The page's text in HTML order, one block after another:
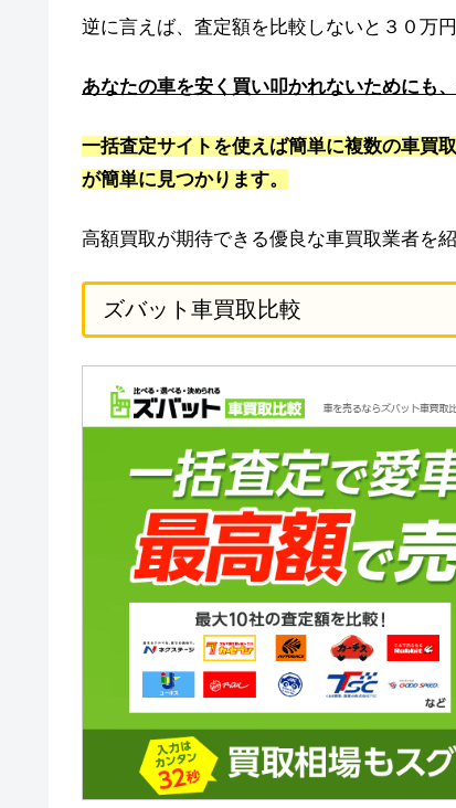
逆に言えば、査定額を比較しないと３０万
あなたの車を安く買い叩かれないためにも
一括査定サイトを使えば簡単に複数の車買
が簡単に見つかります。
高額買取が期待できる優良な車買取業者を
ズバット車買取比較